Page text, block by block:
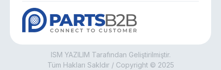
Tüm Hakları Sakldır / Copyright © 2025
ISM YAZILIM Tarafından Geliştirilmiştir.